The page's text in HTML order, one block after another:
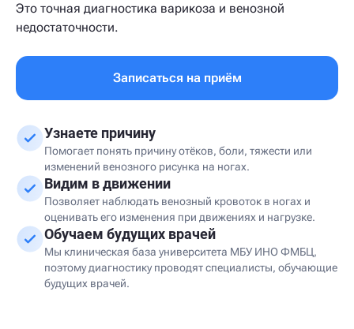
Это точная диагностика варикоза и венозной
недостаточности.
Записаться на приём
Узнаете причину
Помогает понять причину отёков, боли, тяжести или
изменений венозного рисунка на ногах.
Видим в движении
Позволяет наблюдать венозный кровоток в ногах и
оценивать его изменения при движениях и нагрузке.
Обучаем будущих врачей
Мы клиническая база университета МБУ ИНО ФМБЦ,
поэтому диагностику проводят специалисты, обучающие
будущих врачей.